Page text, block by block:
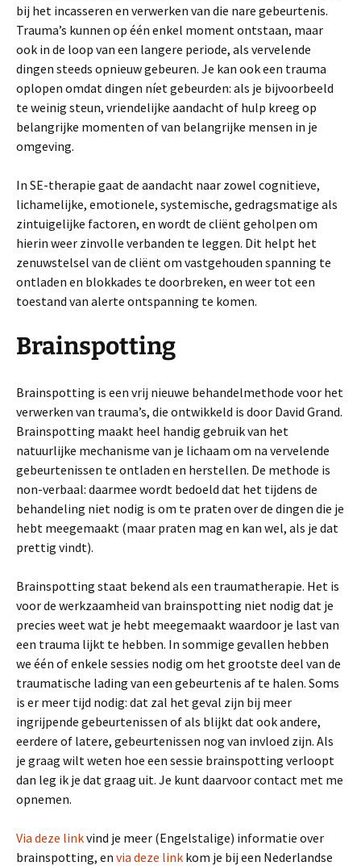
bij het incasseren en verwerken van die nare gebeurtenis.
Trauma’s kunnen op één enkel moment ontstaan, maar
ook in de loop van een langere periode, als vervelende
dingen steeds opnieuw gebeuren. Je kan ook een trauma
oplopen omdat dingen níet gebeurden: als je bijvoorbeeld
te weinig steun, vriendelijke aandacht of hulp kreeg op
belangrijke momenten of van belangrijke mensen in je
omgeving.
In SE-therapie gaat de aandacht naar zowel cognitieve,
lichamelijke, emotionele, systemische, gedragsmatige als
zintuigelijke factoren, en wordt de cliënt geholpen om
hierin weer zinvolle verbanden te leggen. Dit helpt het
zenuwstelsel van de cliënt om vastgehouden spanning te
ontladen en blokkades te doorbreken, en weer tot een
toestand van alerte ontspanning te komen.
Brainspotting
Brainspotting is een vrij nieuwe behandelmethode voor het
verwerken van trauma’s, die ontwikkeld is door David Grand.
Brainspotting maakt heel handig gebruik van het
natuurlijke mechanisme van je lichaam om na vervelende
gebeurtenissen te ontladen en herstellen. De methode is
non-verbaal: daarmee wordt bedoeld dat het tijdens de
behandeling niet nodig is om te praten over de dingen die je
hebt meegemaakt (maar praten mag en kan wel, als je dat
prettig vindt).
Brainspotting staat bekend als een traumatherapie. Het is
voor de werkzaamheid van brainspotting niet nodig dat je
precies weet wat je hebt meegemaakt waardoor je last van
een trauma lijkt te hebben. In sommige gevallen hebben
we één of enkele sessies nodig om het grootste deel van de
traumatische lading van een gebeurtenis af te halen. Soms
is er meer tijd nodig: dat zal het geval zijn bij meer
ingrijpende gebeurtenissen of als blijkt dat ook andere,
eerdere of latere, gebeurtenissen nog van invloed zijn. Als
je graag wilt weten hoe een sessie brainspotting verloopt
dan leg ik je dat graag uit. Je kunt daarvoor contact met me
opnemen.
Via deze linkvind je meer (Engelstalige) informatie over
brainspotting, en via deze link kom je bij een Nederlandse